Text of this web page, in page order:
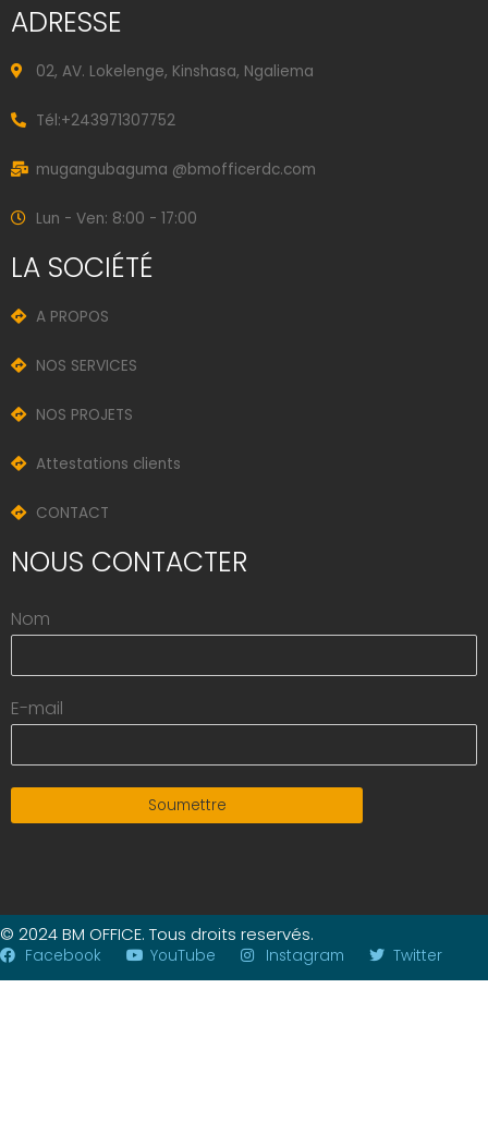
ADRESSE
02, AV. Lokelenge, Kinshasa, Ngaliema
Tél:+243971307752
mugangubaguma @bmofficerdc.com
Lun - Ven: 8:00 - 17:00
LA SOCIÉTÉ
A PROPOS
NOS SERVICES
NOS PROJETS
Attestations clients
CONTACT
NOUS CONTACTER
Nom
E-mail
Soumettre
© 2024 BM OFFICE. Tous droits reservés.
Facebook YouTube Instagram Twitter